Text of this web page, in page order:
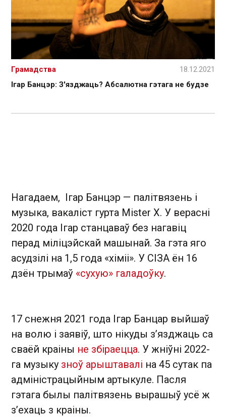
Ігар Банцэр: З'язджаць? Абсалютна гэтага не будзе
Грамадства 18.12.2021
Нагадаем, Ігар Банцэр — палітвязень і
музыка, вакаліст гурта Mister X. У верасні
2020 года Ігар станцаваў без нагавіц
перад міліцэйскай машынай. За гэта яго
асудзілі на 1,5 года «хіміі». У СІЗА ён 16
дзён трымаў «сухую» галадоўку.
17 снежня 2021 года Ігар Банцар выйшаў
на волю і заявіў, што нікуды з’язджаць са
сваёй краіны не збіраецца. У жніўні 2022-
га музыку зноў арыштавалі на 45 сутак па
адміністрацыйным артыкуле. Пасля
гэтага былы палітвязень вырашыў усё ж
з’ехаць з краіны.